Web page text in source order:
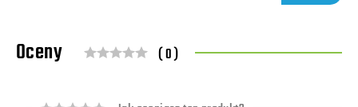
Oceny ( 0 )